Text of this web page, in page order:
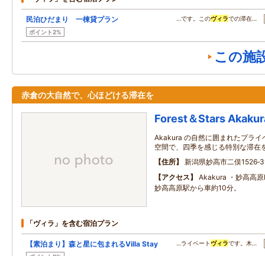
民泊ひだまり 一棟貸プラン
ポイント2%
…です。このヴィラでの滞在…
この施
赤倉の大自然で、心ほどける滞在を
Forest＆Stars
Akakura の自然に囲まれたプライ
空間で、四季を感じる特別な滞在
住所
新潟県妙高市二俣
アクセス
Akakura ・妙高高
妙高高原駅から車約10分。
「ヴィラ」を含む宿泊プラン
【素泊まり】森と星に包まれるVilla Stay …ライベート ヴィラです。木…